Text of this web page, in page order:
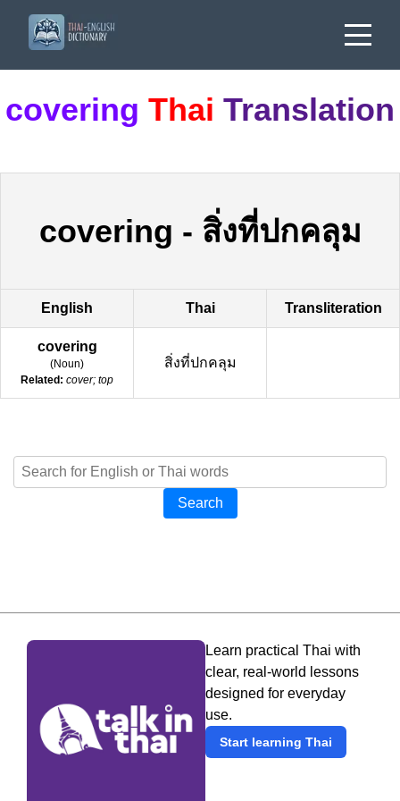
covering Thai Translation
covering - สิ่งที่ปกคลุม
English Thai Transliteration
covering
(Noun)
Related: cover; top
สิ่งที่ปกคลุม
Search
Learn practical Thai with
clear, real-world lessons
designed for everyday
use.
Start learning Thai